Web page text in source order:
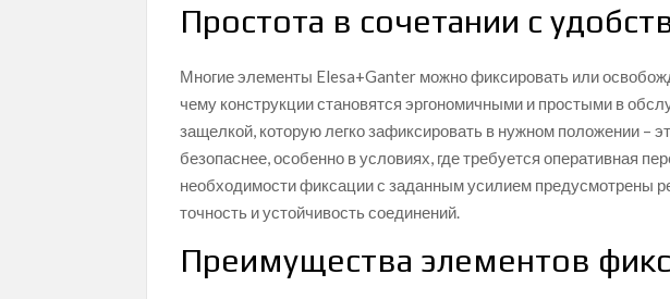
Простота в сочетании с
Многие элементы Elesa+Ganter можно фиксировать или
чему конструкции становятся эргономичными и простыми в
защелкой, которую легко зафиксировать в нужном положении –
безопаснее, особенно в условиях, где требуется оперативная
необходимости фиксации с заданным усилием предусмотрены
точность и устойчивость соединений.
Преимущества элементов